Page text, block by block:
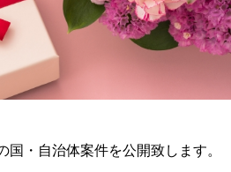
国・自治体案件を公開致します。